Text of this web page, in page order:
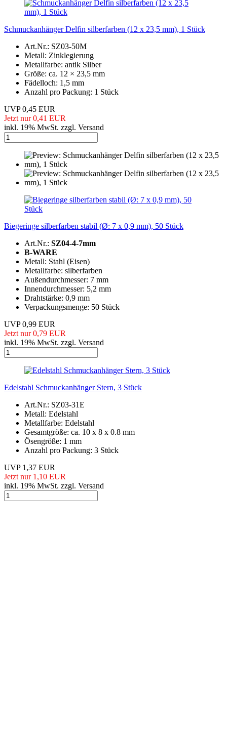
Schmuckanhänger Delfin silberfarben (12 x 23,5 mm), 1 Stück
Art.Nr.: SZ03-50M
Metall: Zinklegierung
Metallfarbe: antik Silber
Größe: ca. 12 × 23,5 mm
Fädelloch: 1,5 mm
Anzahl pro Packung: 1 Stück
UVP 0,45 EUR
Jetzt nur 0,41 EUR
inkl. 19% MwSt. zzgl. Versand
Biegeringe silberfarben stabil (Ø: 7 x 0,9 mm), 50 Stück
Art.Nr.: SZ04-4-7mm
B-WARE
Metall: Stahl (Eisen)
Metallfarbe: silberfarben
Außendurchmesser: 7 mm
Innendurchmesser: 5,2 mm
Drahtstärke: 0,9 mm
Verpackungsmenge: 50 Stück
UVP 0,99 EUR
Jetzt nur 0,79 EUR
inkl. 19% MwSt. zzgl. Versand
Edelstahl Schmuckanhänger Stern, 3 Stück
Art.Nr.: SZ03-31E
Metall: Edelstahl
Metallfarbe: Edelstahl
Gesamtgröße: ca. 10 x 8 x 0.8 mm
Ösengröße: 1 mm
Anzahl pro Packung: 3 Stück
UVP 1,37 EUR
Jetzt nur 1,10 EUR
inkl. 19% MwSt. zzgl. Versand